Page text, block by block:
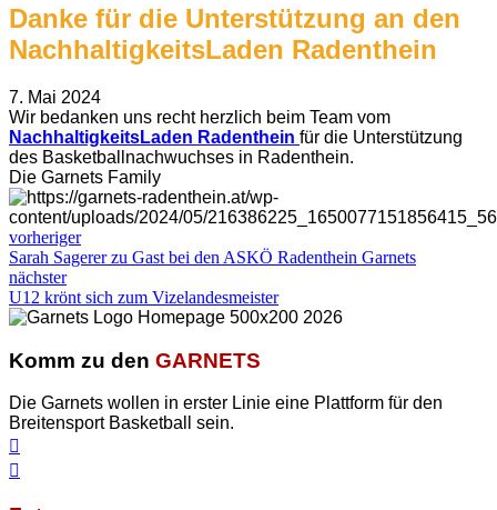
Danke für die Unterstützung an den
NachhaltigkeitsLaden Radenthein
7. Mai 2024
Wir bedanken uns recht herzlich beim Team vom
NachhaltigkeitsLaden Radenthein für die Unterstützung
des Basketballnachwuchses in Radenthein.
Die Garnets Family
vorheriger
Sarah Sagerer zu Gast bei den ASKÖ Radenthein Garnets
nächster
U12 krönt sich zum Vizelandesmeister
Komm zu den GARNETS
Die Garnets wollen in erster Linie eine Plattform für den
Breitensport Basketball sein.